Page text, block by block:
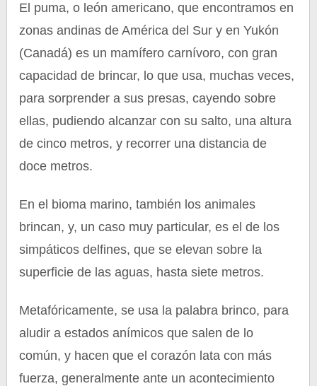
El puma, o león americano, que encontramos en
zonas andinas de América del Sur y en Yukón
(Canadá) es un mamífero carnívoro, con gran
capacidad de brincar, lo que usa, muchas veces,
para sorprender a sus presas, cayendo sobre
ellas, pudiendo alcanzar con su salto, una altura
de cinco metros, y recorrer una distancia de
doce metros.
En el bioma marino, también los animales
brincan, y, un caso muy particular, es el de los
simpáticos delfines, que se elevan sobre la
superficie de las aguas, hasta siete metros.
Metafóricamente, se usa la palabra brinco, para
aludir a estados anímicos que salen de lo
común, y hacen que el corazón lata con más
fuerza, generalmente ante un acontecimiento